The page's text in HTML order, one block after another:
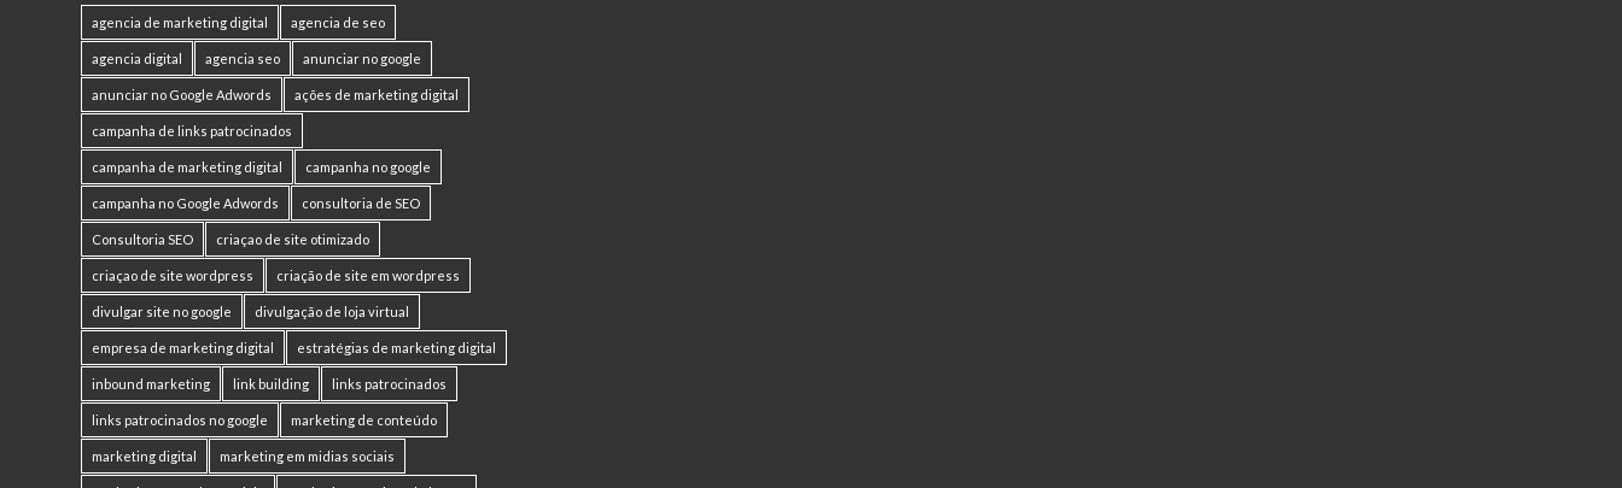
agencia de marketing digital agencia de seo
agencia digital agencia seo anunciar no google
anunciar no Google Adwords ações de marketing digital
campanha de links patrocinados
campanha de marketing digital campanha no google
campanha no Google Adwords consultoria de SEO
Consultoria SEO criaçao de site otimizado
criaçao de site wordpress criação de site em wordpress
divulgar site no google divulgação de loja virtual
empresa de marketing digital estratégias de marketing digital
inbound marketing link building links patrocinados
links patrocinados no google marketing de conteúdo
marketing digital marketing em midias sociais